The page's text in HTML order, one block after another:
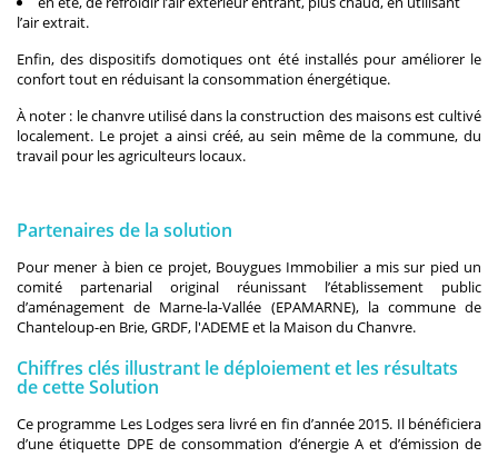
l’air extrait.
Enfin, des dispositifs domotiques ont été installés pour améliorer le
confort tout en réduisant la consommation énergétique.
À noter : le chanvre utilisé dans la construction des maisons est cultivé
localement. Le projet a ainsi créé, au sein même de la commune, du
travail pour les agriculteurs locaux.
Partenaires de la solution
Pour mener à bien ce projet, Bouygues Immobilier a mis sur pied un
comité partenarial original réunissant l’établissement public
d’aménagement de Marne-la-Vallée (EPAMARNE), la commune de
Chanteloup-en Brie, GRDF, l'ADEME et la Maison du Chanvre.
Chiffres clés illustrant le déploiement et les résultats
de cette Solution
Ce programme Les Lodges sera livré en fin d’année 2015. Il bénéficiera
d’une étiquette DPE de consommation d’énergie A et d’émission de